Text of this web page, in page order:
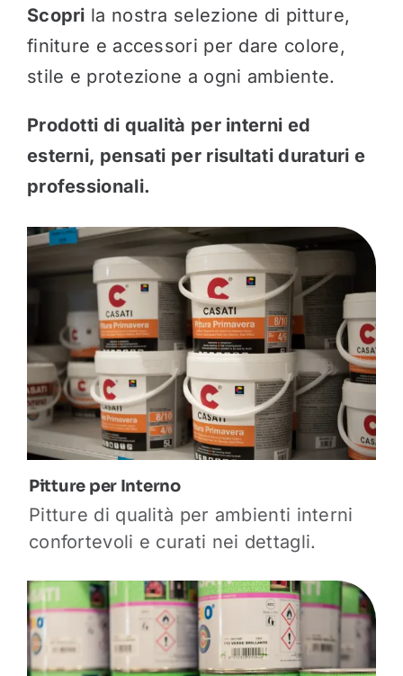
Scopri la nostra selezione di pitture,
finiture e accessori per dare colore,
stile e protezione a ogni ambiente.
Prodotti di qualità per interni ed
esterni, pensati per risultati duraturi e
professionali.
Pitture per Interno
Pitture di qualità per ambienti interni
confortevoli e curati nei dettagli.